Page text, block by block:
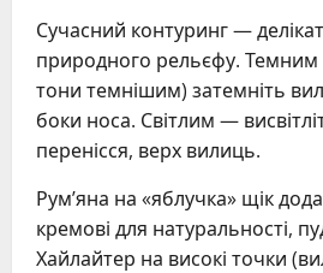
Сучасний контуринг —
природного рельєфу. Темним
тони темнішим) затемніть
боки носа. Світлим —
перенісся, верх вилиць.
Рум’яна на «яблучка» щік
кремові для натуральності,
Хайлайтер на високі точки